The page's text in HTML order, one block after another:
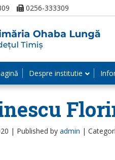
0256-333309
Despre institutie
| Published by admin |